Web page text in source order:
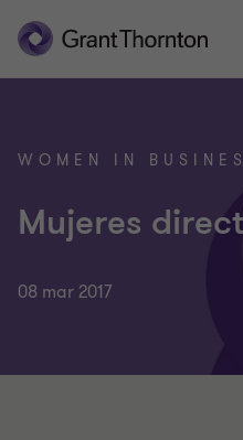
WOMEN IN
Mujeres
08 mar 2017